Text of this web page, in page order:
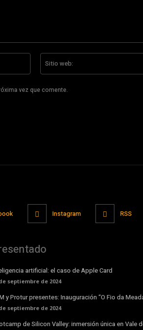
electrónico:*
vez que comente.
Instagram RSS
artificial: el caso de Apple Card
septiembre de 2024
y Protur presentes: Inauguración “O Fio da
septiembre de 2024
de Silicon Valley: inmersión única en Vale